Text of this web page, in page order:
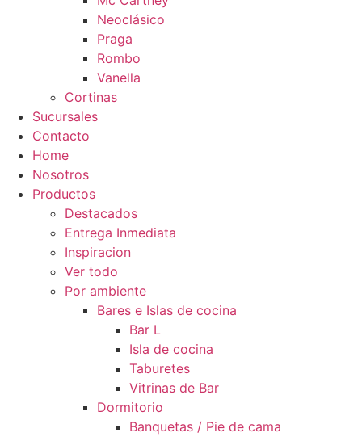
Neoclásico
Praga
Rombo
Vanella
Cortinas
Sucursales
Contacto
Home
Nosotros
Productos
Destacados
Entrega Inmediata
Inspiracion
Ver todo
Por ambiente
Bares e Islas de cocina
Bar L
Isla de cocina
Taburetes
Vitrinas de Bar
Dormitorio
Banquetas / Pie de cama